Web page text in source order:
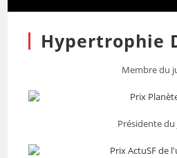
Hypertrophie
Membre du
Présidente